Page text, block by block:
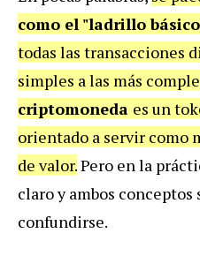
como el "ladrillo
todas las transacciones
simples a las más
criptomoneda es un
orientado a servir como
de valor.Pero en la
claro y ambos
confundirse.